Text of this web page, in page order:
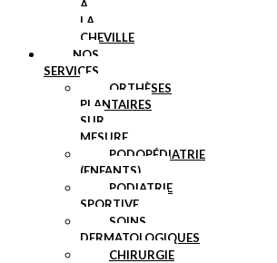
À
LA
CHEVILLE
NOS
SERVICES
ORTHÈSES
PLANTAIRES
SUR
MESURE
PODOPÉDIATRIE
(ENFANTS)
PODIATRIE
SPORTIVE
SOINS
DERMATOLOGIQUES
CHIRURGIE